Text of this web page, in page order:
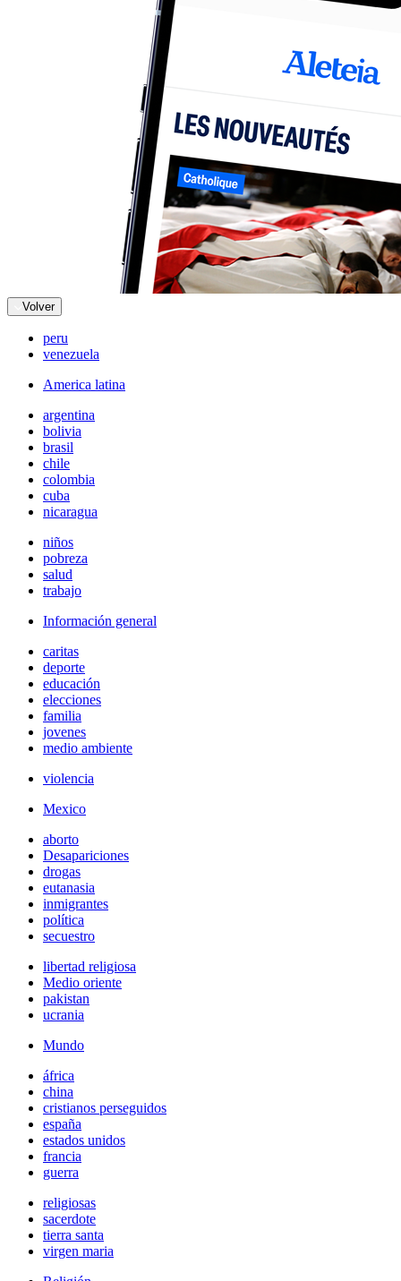
Volver
peru
venezuela
America latina
argentina
bolivia
brasil
chile
colombia
cuba
nicaragua
niños
pobreza
salud
trabajo
Información general
caritas
deporte
educación
elecciones
familia
jovenes
medio ambiente
violencia
Mexico
aborto
Desapariciones
drogas
eutanasia
inmigrantes
política
secuestro
libertad religiosa
Medio oriente
pakistan
ucrania
Mundo
áfrica
china
cristianos perseguidos
españa
estados unidos
francia
guerra
religiosas
sacerdote
tierra santa
virgen maria